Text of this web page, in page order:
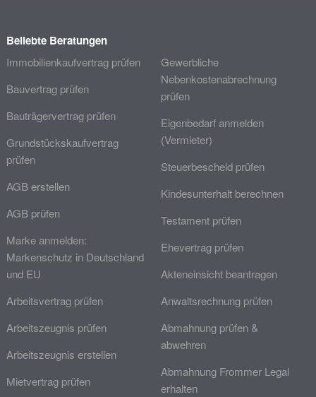
Beliebte Beratungen
Immobilienkaufvertrag prüfen
Bauvertrag prüfen
Bauträgervertrag prüfen
Grundstückskaufvertrag
prüfen
AGB erstellen
AGB prüfen
Marke anmelden:
Markenschutz in Deutschland
und EU
Arbeitsvertrag prüfen
Arbeitszeugnis prüfen
Arbeitszeugnis erstellen
Mietvertrag prüfen
Gewerbliche
Nebenkostenabrechnung
prüfen
Eigenbedarf anmelden
(Vermieter)
Steuerbescheid prüfen
Kindesunterhalt berechnen
Testament prüfen
Ehevertrag prüfen
Akteneinsicht beantragen
Anwaltsrechnung prüfen
Abmahnung prüfen &
abwehren
Abmahnung Frommer Legal
erhalten